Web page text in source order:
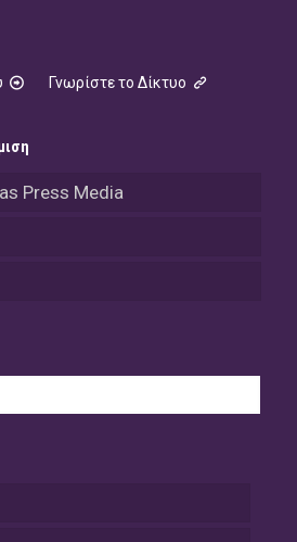
Γνωρίστε το Δίκτυο
Press Media